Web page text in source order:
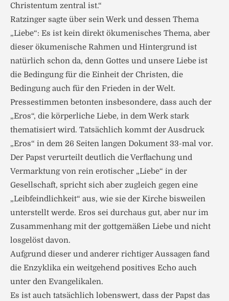
Christentum zentral ist.“
Ratzinger sagte über sein Werk und dessen Thema
„Liebe“: Es ist kein direkt ökumenisches Thema, aber
dieser ökumenische Rahmen und Hintergrund ist
natürlich schon da, denn Gottes und unsere Liebe ist
die Bedingung für die Einheit der Christen, die
Bedingung auch für den Frieden in der Welt.
Pressestimmen betonten insbesondere, dass auch der
„Eros“, die körperliche Liebe, in dem Werk stark
thematisiert wird. Tatsächlich kommt der Ausdruck
„Eros“ in dem 26 Seiten langen Dokument 33-mal vor.
Der Papst verurteilt deutlich die Verflachung und
Vermarktung von rein erotischer „Liebe“ in der
Gesellschaft, spricht sich aber zugleich gegen eine
„Leibfeindlichkeit“ aus, wie sie der Kirche bisweilen
unterstellt werde. Eros sei durchaus gut, aber nur im
Zusammenhang mit der gottgemäßen Liebe und nicht
losgelöst davon.
Aufgrund dieser und anderer richtiger Aussagen fand
die Enzyklika ein weitgehend positives Echo auch
unter den Evangelikalen.
Es ist auch tatsächlich lobenswert, dass der Papst das